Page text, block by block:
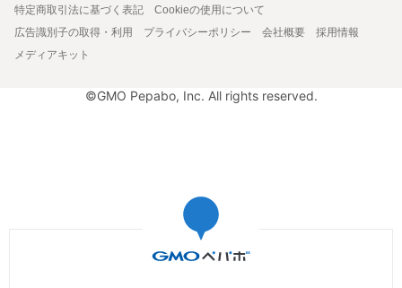
特定商取引法に基づく表記
Cookieの使用について
広告識別子の取得・利用
プライバシーポリシー 会社概要
採用情報
メディアキット
©GMO Pepabo, Inc. All rights reserved.